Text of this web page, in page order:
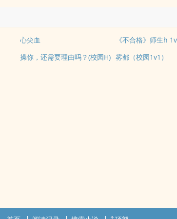
心尖血
《不合格》师生h
操你，还需要理由吗？(校园H) 雾都（校园1v1）